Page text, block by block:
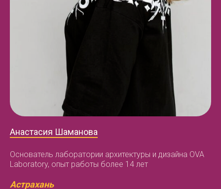
Анастасия Шаманова
Основатель лаборатории архитектуры и дизайна OVA
Laboratory, опыт работы более 14 лет
Астрахань